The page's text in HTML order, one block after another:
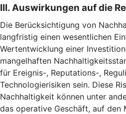
III. Auswirkungen auf die
Die Berücksichtigung von
langfristig einen wesentlichen
Wertentwicklung einer
mangelhaften
für Ereignis-, Reputations-,
Technologierisiken sein. Diese
Nachhaltigkeit können unter
das operative Geschäft, auf den